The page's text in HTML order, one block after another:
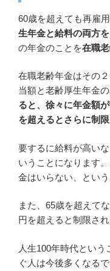
60歳を超えても再雇
生年金と給料の両方
の年金のことを在職
在職老齢年金はその
当額と老齢厚生年金
ると、徐々に年金額
を超えるとさらに制
要するに給料が高い
いうことになります
金はいらない、という
また、65歳を超えて
円を超えると制限さ
人生100年時代とい
ぐ人は今後多くなる